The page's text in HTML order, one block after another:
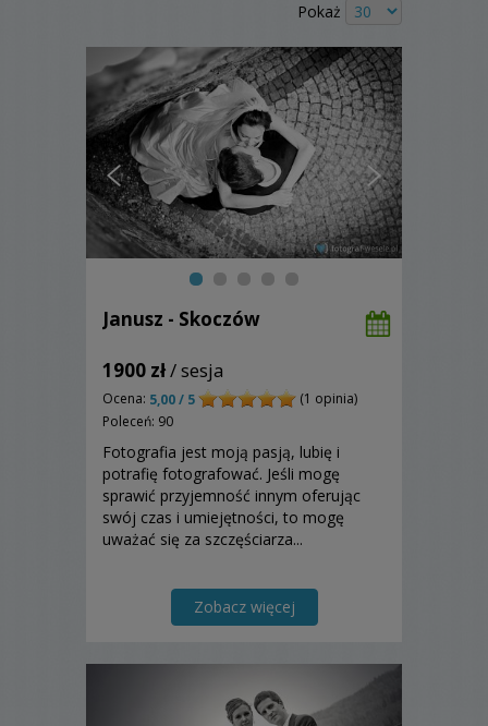
Pokaż
Janusz - Skoczów
1900 zł/ sesja
Ocena: 5,00 / 5
(1 opinia)
Poleceń: 90
Fotografia jest moją pasją, lubię i
potrafię fotografować. Jeśli mogę
sprawić przyjemność innym oferując
swój czas i umiejętności, to mogę
uważać się za szczęściarza...
Zobacz więcej